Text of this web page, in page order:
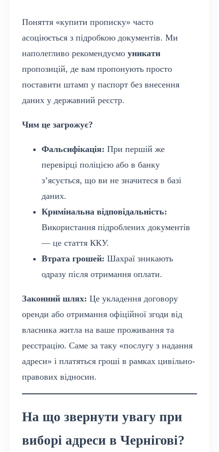
Поняття «купити прописку» часто
асоціюється з підробкою документів. Ми
наполегливо рекомендуємо уникати
пропозицій, де вам пропонують просто
поставити штамп у паспорт без внесення
даних у державний реєстр.
Чим це загрожує?
Фальсифікація: При першій же
перевірці поліцією або в банку
з’ясується, що ви не значитеся в базі
даних.
Кримінальна відповідальність:
Використання підроблених документів
— це стаття ККУ.
Втрата грошей: Шахраї зникають
одразу після отримання оплати.
Законний шлях: Це укладення договору
оренди або отримання офіційної згоди від
власника житла на ваше проживання та
реєстрацію. Саме за таку «послугу з надання
адреси» і платяться гроші в рамках цивільно-
правових відносин.
На що звернути увагу при
виборі адреси в Чернігові?